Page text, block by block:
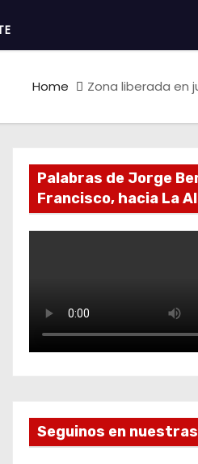
Home Zona liberada en
Palabras de Jorge
Francisco, hacia La
Seguinos en